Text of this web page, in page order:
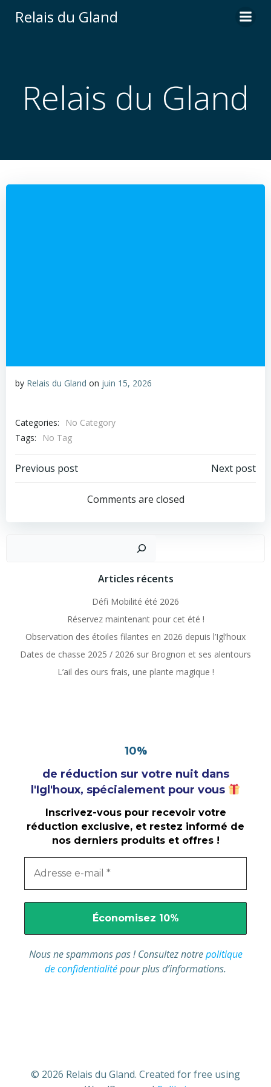
Relais du Gland
Relais du Gland
by Relais du Gland on juin 15, 2026
Categories:
No Category
Tags:
No Tag
Post
navigation
Previous post
navigation
Next post
Comments are closed
Rechercher
Articles récents
Défi Mobilité été 2026
Réservez maintenant pour cet été !
Observation des étoiles filantes en 2026 depuis l’Igl’houx
Dates de chasse 2025 / 2026 sur Brognon et ses alentours
L’ail des ours frais, une plante magique !
10%
de réduction sur votre nuit dans
l'Igl'houx, spécialement pour vous
Inscrivez-vous pour recevoir votre
réduction exclusive, et restez informé de
nos derniers produits et offres !
Nous ne spammons pas ! Consultez notrepolitique
de confidentialitépour plus d’informations.
© 2026 Relais du Gland. Created for free using